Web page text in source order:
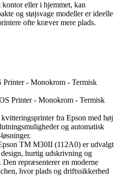
eller i hjemmet, kan
og støjsvage modeller er ideelle
ofte kræver mere plads.
- Monokrom - Termisk
fra Epson med høj
og automatisk
TM M30II (112A0) er udvalgt
hurtig udskrivning og
repræsenterer en moderne
hvor plads og driftssikkerhed